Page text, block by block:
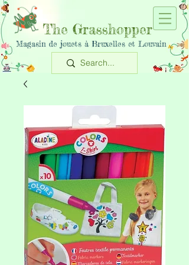
The Grasshopper
Magasin de jouets à Bruxelles et Louvain